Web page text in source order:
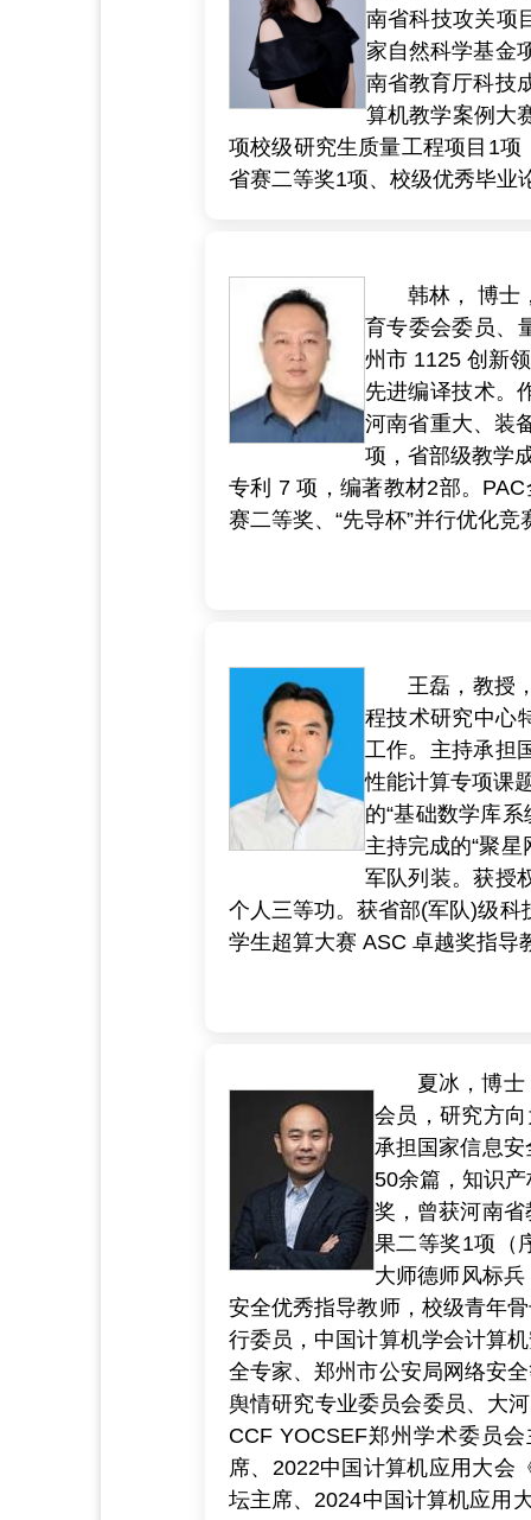
南省科技攻关项
家自然科学基金
南省教育厅科技
算机教学案例大
项校级研究生质量工程项目1
省赛二等奖1项、校级优秀毕业
韩林， 博士
育专委会委员、
州市 1125 创新
先进编译技术。
河南省重大、装
项，省部级教学
专利 7 项，编著教材2部。
赛二等奖、“先导杯”并行优化
王磊，教授
程技术研究中心
工作。主持承担
性能计算专项课
的“基础数学库
主持完成的“聚星
军队列装。获授
个人三等功。获省部(军队)级
学生超算大赛 ASC 卓越奖指导
夏冰，博
会员，研究方
承担国家信息
50余篇，知识
奖，曾获河南
果二等奖1项（
大师德师风标
安全优秀指导教师，校级青年
行委员，中国计算机学会计算
全专家、郑州市公安局网络安
舆情研究专业委员会委员、大
CCF YOCSEF郑州学术委员
席、2022中国计算机应用大会
坛主席、2024中国计算机应用